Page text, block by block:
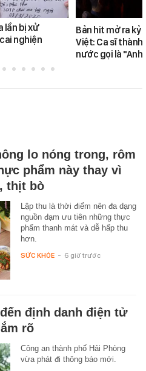
lần bị xử
nghiện
Bản hit mở ra kỷ
Việt: Ca sĩ
nước gọi là "Anh
lo nóng trong, rôm
phẩm này thay vì
thịt bò
Lập thu là thời điểm nên đa dạng
nguồn đạm ưu tiên những thực
phẩm thanh mát và dễ hấp thu
hơn.
SỨC KHỎE - 6 giờ trước
định danh điện tử
rõ
Công an thành phố Hải Phòng
vừa phát đi thông báo mới.